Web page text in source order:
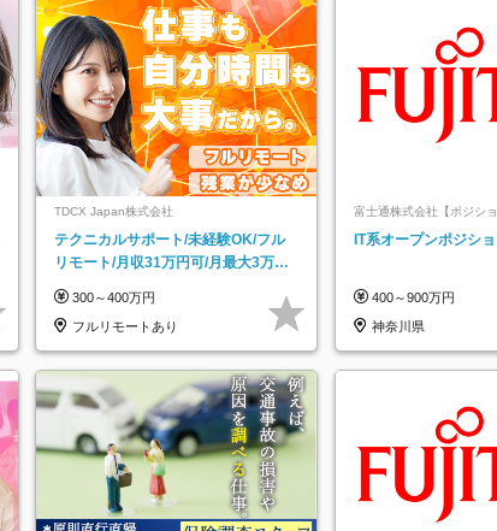
TDCX Japan株式会社
テクニカルサポート/未経験OK/フル
リモート/月収31万円可/月最大3万の
300～400万円
フルリモートあり
富士通株式会社【ポジシ
IT系オープンポジシ
400～900万円
神奈川県